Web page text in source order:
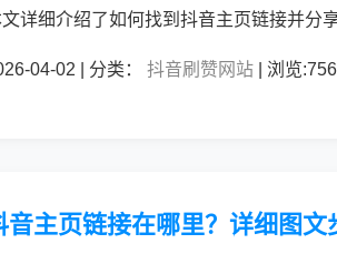
详细介绍了如何找到抖音主页链接并分
04-02 | 分类： 抖音刷赞网站 | 浏览:756
音主页链接在哪里？详细图文